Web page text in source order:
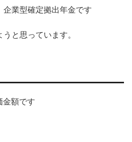
業型確定拠出年金です
と思っています。
金額です